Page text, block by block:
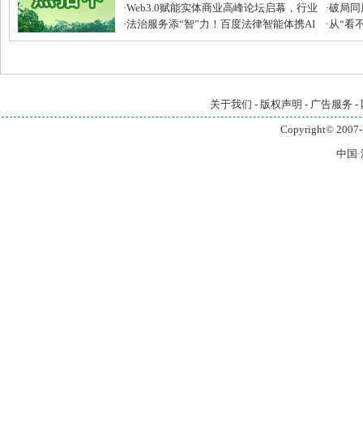
艺输入法超顺心
枢纽，
·Web3.0赋能实体商业高峰论坛启幕，行业
大咖共话消费生态新篇章！
·破局同
GGE跨
·法治服务添“智”力！百度法律智能体携AI
律师分身，与陆河县综治中心共建新生态
·从“看
造数字
关于我们 - 版权声明 - 广告服务 -
Copyright©
中国